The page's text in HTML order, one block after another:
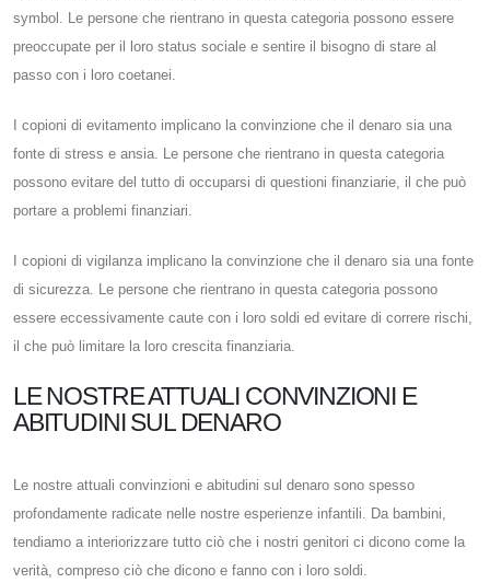
symbol. Le persone che rientrano in questa categoria possono essere
preoccupate per il loro status sociale e sentire il bisogno di stare al
passo con i loro coetanei.
I copioni di evitamento implicano la convinzione che il denaro sia una
fonte di stress e ansia. Le persone che rientrano in questa categoria
possono evitare del tutto di occuparsi di questioni finanziarie, il che può
portare a problemi finanziari.
I copioni di vigilanza implicano la convinzione che il denaro sia una fonte
di sicurezza. Le persone che rientrano in questa categoria possono
essere eccessivamente caute con i loro soldi ed evitare di correre rischi,
il che può limitare la loro crescita finanziaria.
LE NOSTRE ATTUALI CONVINZIONI E
ABITUDINI SUL DENARO
Le nostre attuali convinzioni e abitudini sul denaro sono spesso
profondamente radicate nelle nostre esperienze infantili. Da bambini,
tendiamo a interiorizzare tutto ciò che i nostri genitori ci dicono come la
verità, compreso ciò che dicono e fanno con i loro soldi.